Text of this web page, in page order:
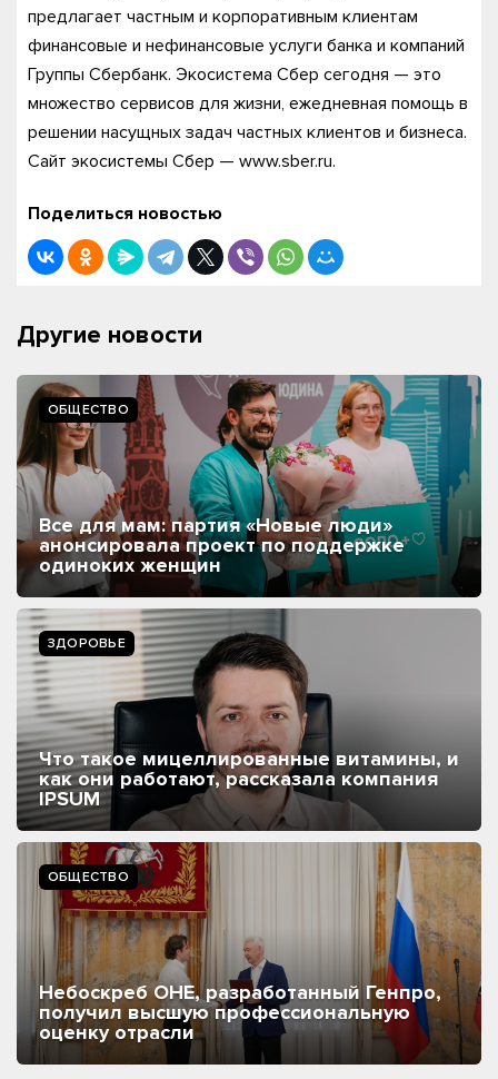
предлагает частным и корпоративным клиентам
финансовые и нефинансовые услуги банка и компаний
Группы Сбербанк. Экосистема Сбер сегодня — это
множество сервисов для жизни, ежедневная помощь в
решении насущных задач частных клиентов и бизнеса.
Сайт экосистемы Сбер — www.sber.ru.
Поделиться новостью
Другие новости
ОБЩЕСТВО
Все для мам: партия «Новые люди»
анонсировала проект по поддержке
одиноких женщин
ЗДОРОВЬЕ
Что такое мицеллированные витамины, и
как они работают, рассказала компания
IPSUM
ОБЩЕСТВО
Небоскреб ОНЕ, разработанный Генпро,
получил высшую профессиональную
оценку отрасли